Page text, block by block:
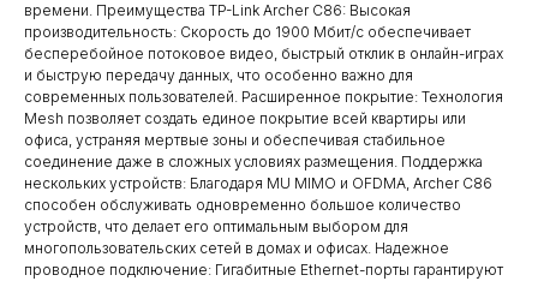
времени. Преимущества TP-Link Archer C86: Высокая
производительность: Скорость до 1900 Мбит/с обеспечивает
бесперебойное потоковое видео, быстрый отклик в онлайн-играх
и быструю передачу данных, что особенно важно для
современных пользователей. Расширенное покрытие: Технология
Mesh позволяет создать единое покрытие всей квартиры или
офиса, устраняя мертвые зоны и обеспечивая стабильное
соединение даже в сложных условиях размещения. Поддержка
нескольких устройств: Благодаря MU MIMO и OFDMA, Archer C86
способен обслуживать одновременно большое количество
устройств, что делает его оптимальным выбором для
многопользовательских сетей в домах и офисах. Надежное
проводное подключение: Гигабитные Ethernet-порты гарантируют